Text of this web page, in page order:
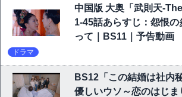
中国版 大奥「武則天-
1-45話あらすじ：怨恨
って｜BS11｜予告動画
ドラマ
BS12「この結婚は社内
優しいウソ～恋のはじま